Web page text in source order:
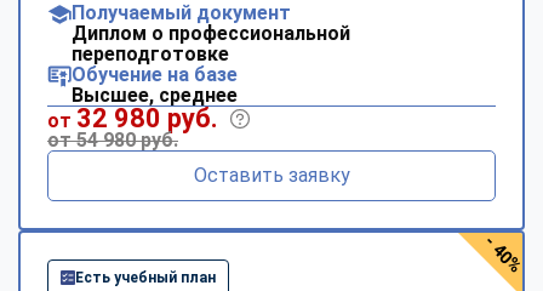
Получаемый документ
Диплом о профессиональной
переподготовке
Обучение на базе
Высшее, среднее
от 32 980 руб.
от 54 980 руб.
Оставить заявку
Есть учебный план
- 40%